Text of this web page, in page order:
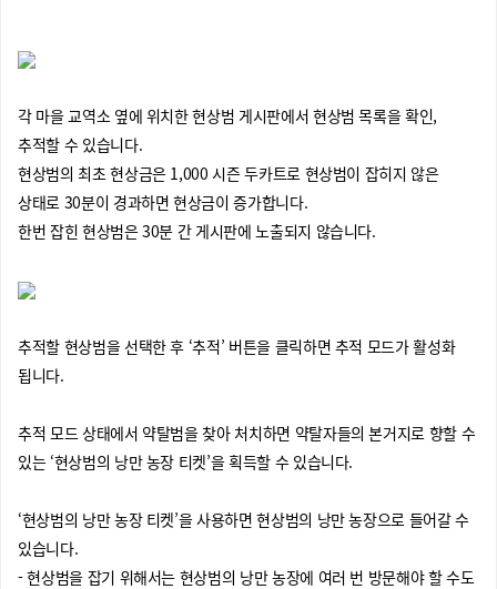
각 마을 교역소 옆에 위치한 현상범 게시판에서 현상범 목록을 확인,
추적할 수 있습니다.
현상범의 최초 현상금은 1,000 시즌 두카트로 현상범이 잡히지 않은
상태로 30분이 경과하면 현상금이 증가합니다.
한번 잡힌 현상범은 30분 간 게시판에 노출되지 않습니다.
추적할 현상범을 선택한 후 ‘추적’ 버튼을 클릭하면 추적 모드가 활성화
됩니다.
추적 모드 상태에서 약탈범을 찾아 처치하면 약탈자들의 본거지로 향할 수
있는 ‘현상범의 낭만 농장 티켓’을 획득할 수 있습니다.
‘현상범의 낭만 농장 티켓’을 사용하면 현상범의 낭만 농장으로 들어갈 수
있습니다.
- 현상범을 잡기 위해서는 현상범의 낭만 농장에 여러 번 방문해야 할 수도